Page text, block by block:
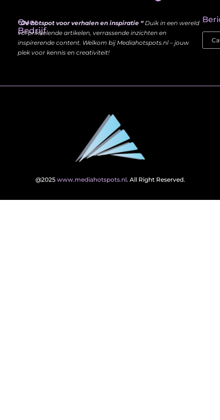
Over
Bedrijf
“Dé hotspot voor verhalen en inspiratie “Duik in een wereld
vol prikkelende artikelen, verrassende inzichten en
inspirerende content. Welkom bij Mediahotspots.nl – jouw
plek voor kennis en creativiteit!
@2025 www.mediahotspots.nl. All Right Reserved.